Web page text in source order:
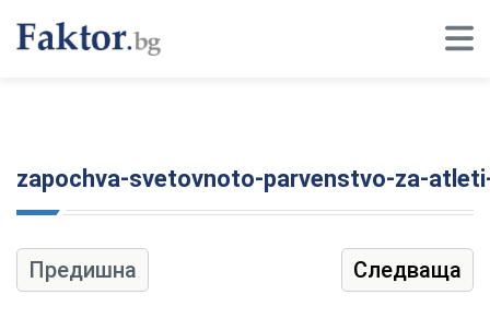
zapochva-svetovnoto-parvenstvo-za-
Предишна Следваща